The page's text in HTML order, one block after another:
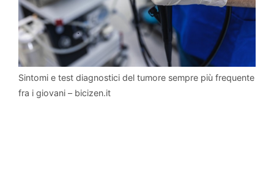
Sintomi e test diagnostici del tumore sempre più frequente
fra i giovani – bicizen.it